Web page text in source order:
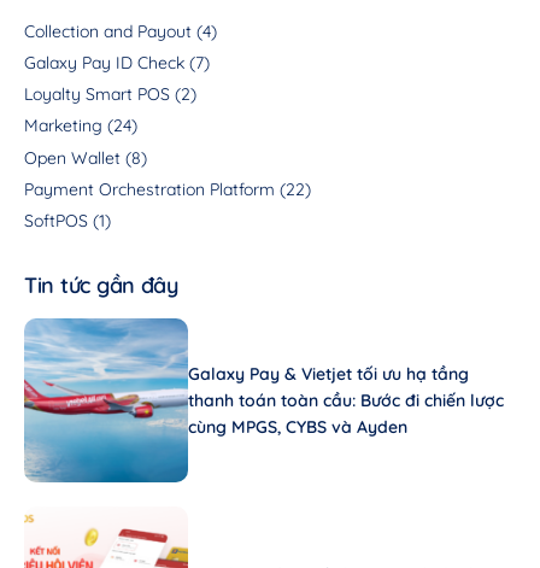
Collection and Payout (4)
Galaxy Pay ID Check (7)
Loyalty Smart POS (2)
Marketing (24)
Open Wallet (8)
Payment Orchestration Platform (22)
SoftPOS (1)
Tin tức gần đây
Galaxy Pay & Vietjet tối ưu hạ tầng
thanh toán toàn cầu: Bước đi chiến lược
cùng MPGS, CYBS và Ayden